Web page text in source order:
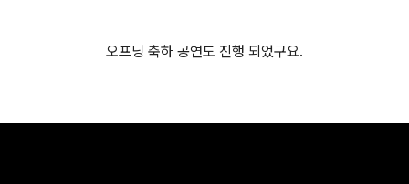
오프닝 축하 공연도 진행 되었구요.